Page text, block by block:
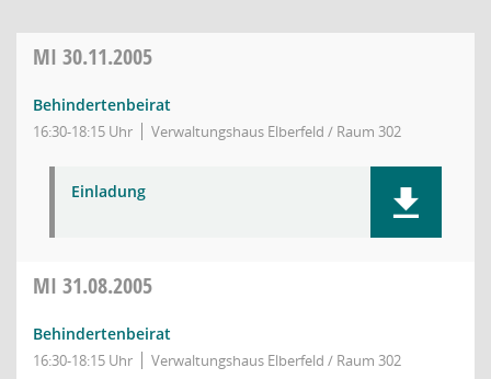
MI 30.11.2005
Behindertenbeirat
16:30-18:15 Uhr Verwaltungshaus Elberfeld / Raum 302
Einladung
MI 31.08.2005
Behindertenbeirat
16:30-18:15 Uhr Verwaltungshaus Elberfeld / Raum 302